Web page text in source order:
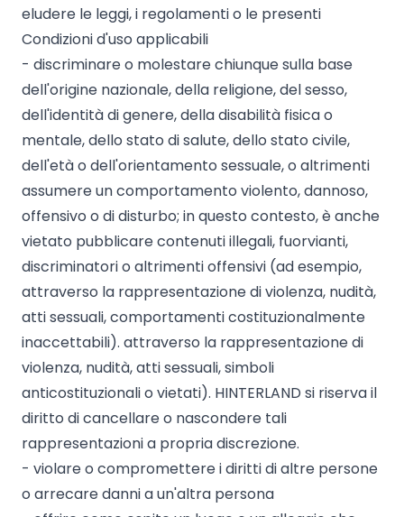
eludere le leggi, i regolamenti o le presenti
Condizioni d'uso applicabili
- discriminare o molestare chiunque sulla base
dell'origine nazionale, della religione, del sesso,
dell'identità di genere, della disabilità fisica o
mentale, dello stato di salute, dello stato civile,
dell'età o dell'orientamento sessuale, o altrimenti
assumere un comportamento violento, dannoso,
offensivo o di disturbo; in questo contesto, è anche
vietato pubblicare contenuti illegali, fuorvianti,
discriminatori o altrimenti offensivi (ad esempio,
attraverso la rappresentazione di violenza, nudità,
atti sessuali, comportamenti costituzionalmente
inaccettabili). attraverso la rappresentazione di
violenza, nudità, atti sessuali, simboli
anticostituzionali o vietati). HINTERLAND si riserva il
diritto di cancellare o nascondere tali
rappresentazioni a propria discrezione.
- violare o compromettere i diritti di altre persone
o arrecare danni a un'altra persona